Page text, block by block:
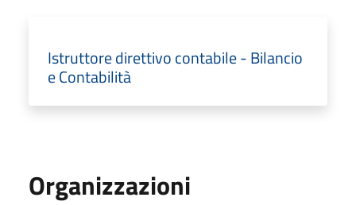
Istruttore direttivo contabile - Bilancio
e Contabilità
Organizzazioni